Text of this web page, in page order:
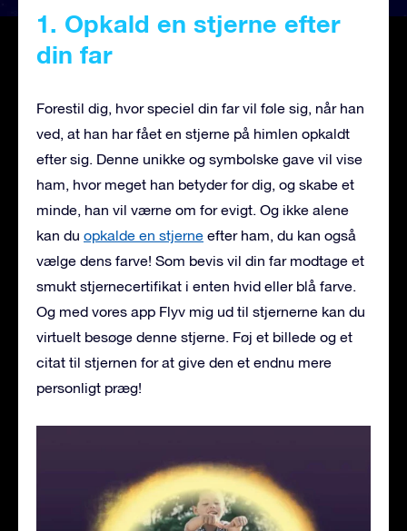
1. Opkald en stjerne efter
din far
Forestil dig, hvor speciel din far vil føle sig, når han
ved, at han har fået en stjerne på himlen opkaldt
efter sig. Denne unikke og symbolske gave vil vise
ham, hvor meget han betyder for dig, og skabe et
minde, han vil værne om for evigt. Og ikke alene
kan du opkalde en stjerne efter ham, du kan også
vælge dens farve! Som bevis vil din far modtage et
smukt stjernecertifikat i enten hvid eller blå farve.
Og med vores app Flyv mig ud til stjernerne kan du
virtuelt besøge denne stjerne. Føj et billede og et
citat til stjernen for at give den et endnu mere
personligt præg!